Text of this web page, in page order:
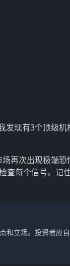
现有3个顶级机
再次出现极端
查每个信号。记
和立场。投资者应